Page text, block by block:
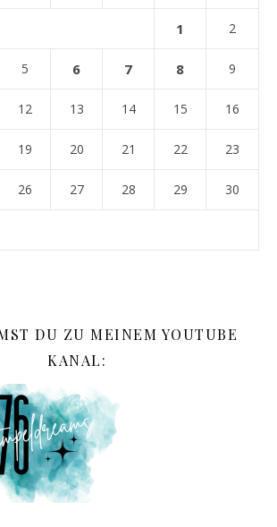
1 2
5 6 7 8 9
12 13 14 15 16
19 20 21 22 23
26 27 28 29 30
DU ZU MEINEM YOUTUBE
KANAL: